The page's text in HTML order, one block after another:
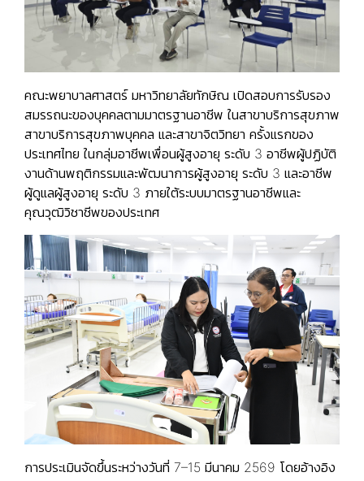
คณะพยาบาลศาสตร์ มหาวิทยาลัยทักษิณ เปิดสอบการรับรอง
สมรรถนะของบุคคลตามมาตรฐานอาชีพ ในสาขาบริการสุขภาพ
สาขาบริการสุขภาพบุคคล และสาขาจิตวิทยา ครั้งแรกของ
ประเทศไทย ในกลุ่มอาชีพเพื่อนผู้สูงอายุ ระดับ 3 อาชีพผู้ปฏิบัติ
งานด้านพฤติกรรมและพัฒนาการผู้สูงอายุ ระดับ 3 และอาชีพ
ผู้ดูแลผู้สูงอายุ ระดับ 3 ภายใต้ระบบมาตรฐานอาชีพและ
คุณวุฒิวิชาชีพของประเทศ
การประเมินจัดขึ้นระหว่างวันที่ 7–15 มีนาคม 2569 โดยอ้างอิง